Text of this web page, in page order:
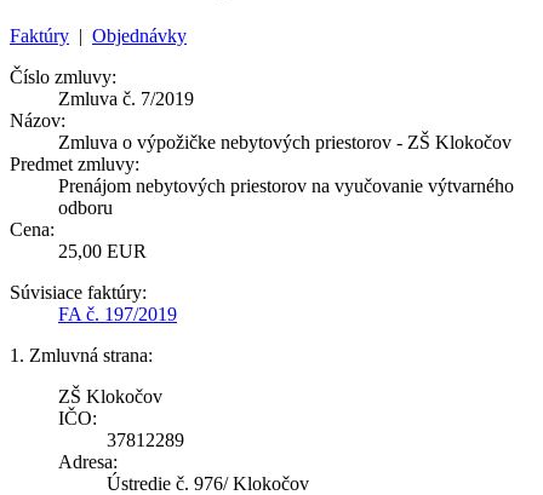
Faktúry | Objednávky
Číslo zmluvy:
Zmluva č. 7/2019
Názov:
Zmluva o výpožičke nebytových priestorov - ZŠ Klokočov
Predmet zmluvy:
Prenájom nebytových priestorov na vyučovanie výtvarného
odboru
Cena:
25,00 EUR
Súvisiace faktúry:
FA č. 197/2019
1. Zmluvná strana:
ZŠ Klokočov
IČO:
37812289
Adresa:
Ústredie č. 976/ Klokočov